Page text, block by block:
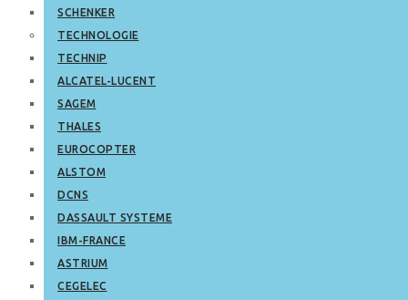
SCHENKER
TECHNOLOGIE
TECHNIP
ALCATEL-LUCENT
SAGEM
THALES
EUROCOPTER
ALSTOM
DCNS
DASSAULT SYSTEME
IBM-FRANCE
ASTRIUM
CEGELEC